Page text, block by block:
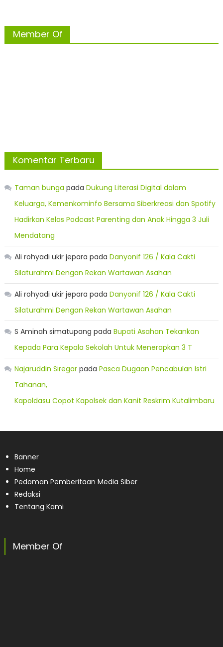
Member Of
Komentar Terbaru
Taman bunga pada Dukung Literasi Digital dalam
Keluarga, Kemenkominfo Bersama Siberkreasi dan Spotify
Hadirkan Kelas Podcast Parenting dan Anak Hingga 3 Juli
Mendatang
Ali rohyadi ukir jepara pada Danyonif 126 / Kala Cakti
Silaturahmi Dengan Rekan Wartawan Asahan
Ali rohyadi ukir jepara pada Danyonif 126 / Kala Cakti
Silaturahmi Dengan Rekan Wartawan Asahan
S Aminah simatupang pada Bupati Asahan Tekankan
Kepada Para Kepala Sekolah Untuk Menerapkan 3 T
Najaruddin Siregarpada Pasca Dugaan Pencabulan Istri
Tahanan,
Kapoldasu Copot Kapolsek dan Kanit Reskrim Kutalimbaru
Banner
Home
Pedoman Pemberitaan Media Siber
Redaksi
Tentang Kami
Member Of